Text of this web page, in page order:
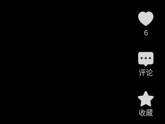
6
评论
收藏